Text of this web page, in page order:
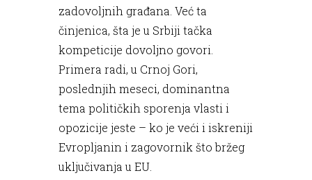
zadovoljnih građana. Već ta
činjenica, šta je u Srbiji tačka
kompeticije dovoljno govori.
Primera radi, u Crnoj Gori,
poslednjih meseci, dominantna
tema političkih sporenja vlasti i
opozicije jeste – ko je veći i iskreniji
Evropljanin i zagovornik što bržeg
uključivanja u EU.